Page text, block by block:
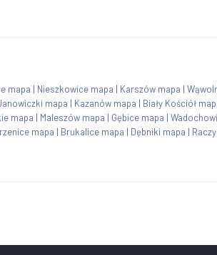
mapa | Nieszkowice mapa | Karszów mapa |
mapa | Kazanów mapa | Biały Kościół
mapa | Maleszów mapa | Gębice mapa |
mapa | Brukalice mapa | Dębniki mapa |